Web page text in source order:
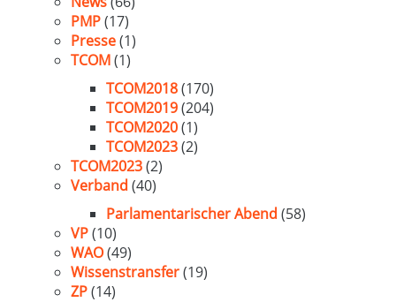
PMP(17)
Presse(1)
TCOM(1)
TCOM2018(170)
TCOM2019(204)
TCOM2020(1)
TCOM2023(2)
TCOM2023(2)
Verband (40)
Parlamentarischer Abend (58)
VP(10)
WAO(49)
Wissenstransfer(19)
ZP(14)